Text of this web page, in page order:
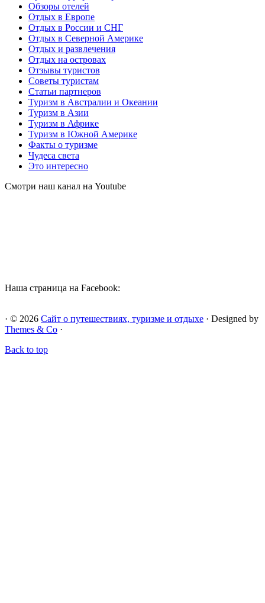
Обзоры отелей
Отдых в Европе
Отдых в России и СНГ
Отдых в Северной Америке
Отдых и развлечения
Отдых на островах
Отзывы туристов
Советы туристам
Статьи партнеров
Туризм в Австралии и Океании
Туризм в Азии
Туризм в Африке
Туризм в Южной Америке
Факты о туризме
Чудеса света
Это интересно
Смотри наш канал на Youtube
Наша страница на Facebook:
· © 2026 Сайт о путешествиях, туризме и отдыхе · Designed by
Themes & Co ·
Back to top